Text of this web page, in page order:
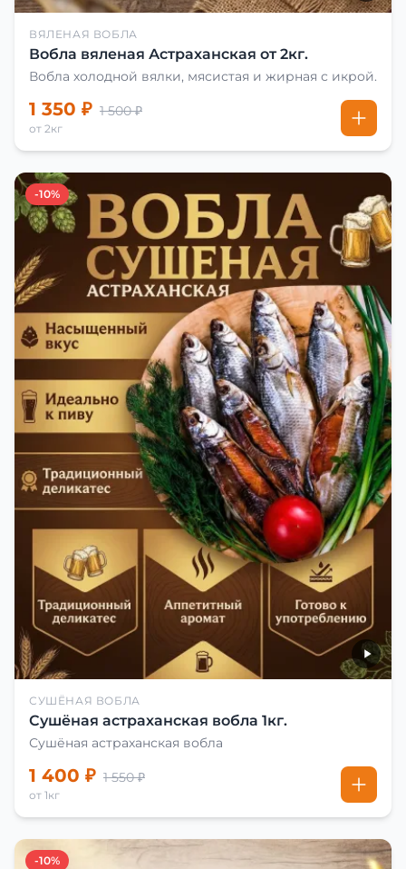
ВЯЛЕНАЯ ВОБЛА
Вобла вяленая Астраханская от 2кг.
Вобла холодной вялки, мясистая и жирная с икрой.
1 350 ₽ 1 500 ₽
от 2кг
-10%
СУШЁНАЯ ВОБЛА
Сушёная астраханская вобла 1кг.
Сушёная астраханская вобла
1 400 ₽ 1 550 ₽
от 1кг
-10%